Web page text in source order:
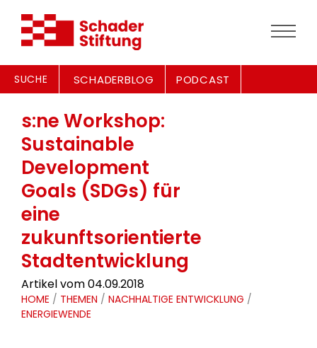
SUCHE SCHADERBLOG PODCAST
s:ne Workshop:
Sustainable
Development
Goals (SDGs) für
eine
zukunftsorientierte
Stadtentwicklung
Artikel vom 04.09.2018
HOME / THEMEN / NACHHALTIGE ENTWICKLUNG /
ENERGIEWENDE